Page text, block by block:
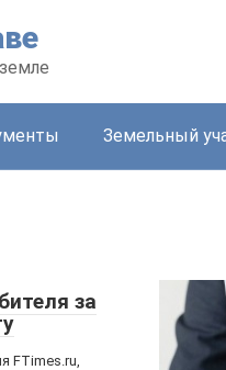
Земельный
за
FTimes.ru,